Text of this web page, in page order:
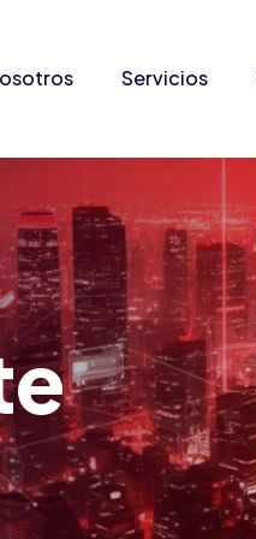
Servicios